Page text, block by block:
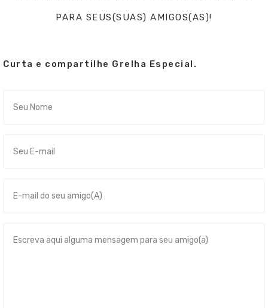
PARA SEUS(SUAS) AMIGOS(AS)!
Curta e compartilhe Grelha Especial.